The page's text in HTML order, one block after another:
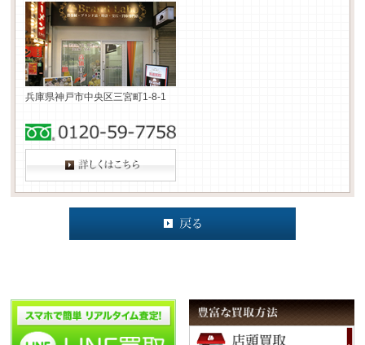
兵庫県神戸市中央区三宮町1-8-1